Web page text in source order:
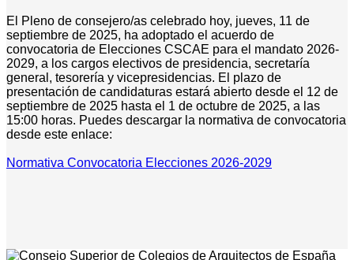
El Pleno de consejero/as celebrado hoy, jueves, 11 de
septiembre de 2025, ha adoptado el acuerdo de
convocatoria de Elecciones CSCAE para el mandato 2026-
2029, a los cargos electivos de presidencia, secretaría
general, tesorería y vicepresidencias. El plazo de
presentación de candidaturas estará abierto desde el 12 de
septiembre de 2025 hasta el 1 de octubre de 2025, a las
15:00 horas. Puedes descargar la normativa de convocatoria
desde este enlace:
Normativa Convocatoria Elecciones 2026-2029